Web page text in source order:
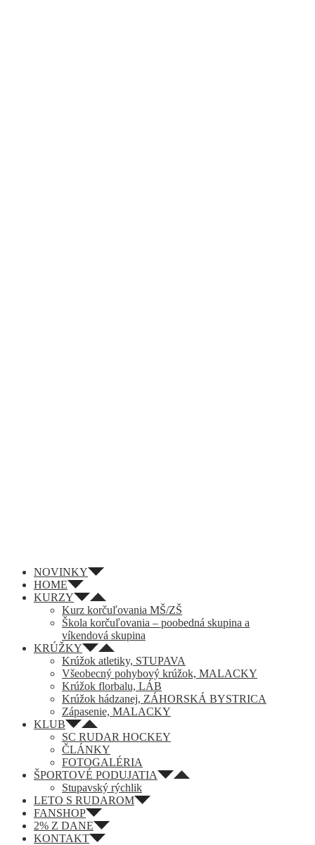
NOVINKY
HOME
KURZY
Kurz korčuľovania MŠ/ZŠ
Škola korčuľovania – poobedná skupina a
víkendová skupina
KRÚŽKY
Krúžok atletiky, STUPAVA
Všeobecný pohybový krúžok, MALACKY
Krúžok florbalu, LÁB
Krúžok hádzanej, ZÁHORSKÁ BYSTRICA
Zápasenie, MALACKY
KLUB
SC RUDAR HOCKEY
ČLÁNKY
FOTOGALÉRIA
ŠPORTOVÉ PODUJATIA
Stupavský rýchlik
LETO S RUDAROM
FANSHOP
2% Z DANE
KONTAKT